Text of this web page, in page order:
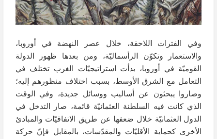
وفي الفترات اللاحقة، خلال عصر النهضة في أوروبا،
والاستعمار وتكوّن الرأسماليّة، ومن بعدها ظهور الدولة
القوميّة في أوروبا، بدأت استراتيجيّات الغرب تختلف في
التعامل مع الشرق الأوسط، بسبب اختلاف منظورهم إليه؛
وصاروا يبحثون عن أساليب ووسائل جديدة، وفي الوقت
الذي كانت فيه السلطنة العثمانيّة قائمة، صار التدخل في
الدول العثمانيّة خلال ضعفها عن طريق الاتفاقيّات والمبادئ
الأخرى كحماية الأقليّات والمقدّسات، بالمقابل فإنّ حركة